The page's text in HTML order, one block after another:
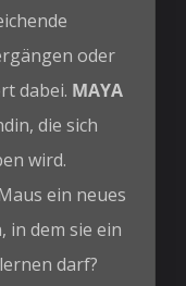
oder
dabei. MAYA
die sich
wird.
ein neues
in dem sie ein
darf?